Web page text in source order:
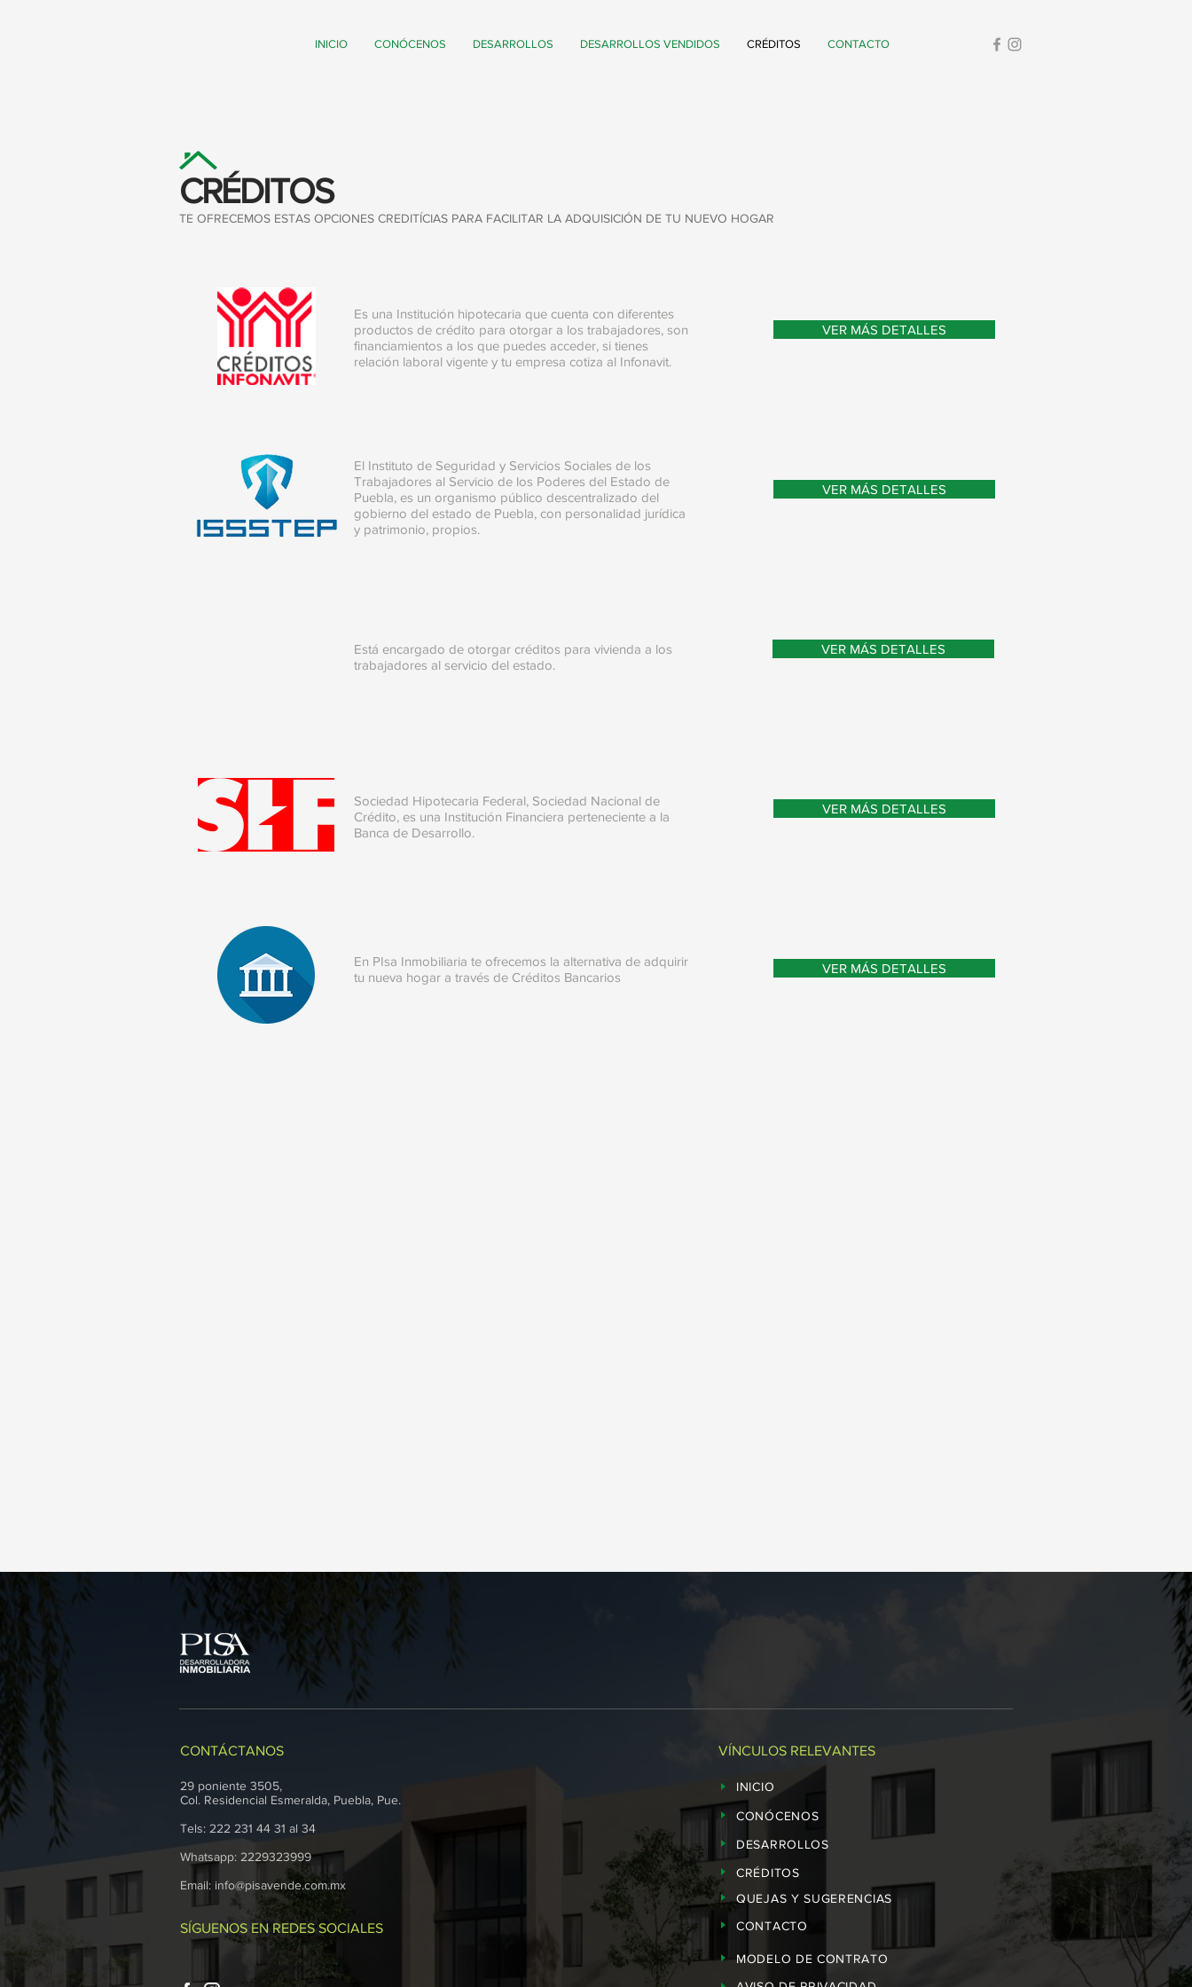
INICIO CONÓCENOS DESARROLLOS DESARROLLOS VENDIDOS CRÉDITOS CONTACTO
CRÉDITOS
TE OFRECEMOS ESTAS OPCIONES CREDITÍCIAS PARA FACILITAR LA ADQUISICIÓN DE TU NUEVO HOGAR
Es una Institución hipotecaria que cuenta con diferentes
productos de crédito para otorgar a los trabajadores, son
financiamientos a los que puedes acceder, si tienes
relación laboral vigente y tu empresa cotiza al Infonavit.
VER MÁS DETALLES
El Instituto de Seguridad y Servicios Sociales de los
Trabajadores al Servicio de los Poderes del Estado de
Puebla, es un organismo público descentralizado del
gobierno del estado de Puebla, con personalidad jurídica
y patrimonio, propios.
VER MÁS DETALLES
Está encargado de otorgar créditos para vivienda a los
trabajadores al servicio del estado.
VER MÁS DETALLES
Sociedad Hipotecaria Federal, Sociedad Nacional de
Crédito, es una Institución Financiera perteneciente a la
Banca de Desarrollo.​​
VER MÁS DETALLES
En PIsa Inmobiliaria te ofrecemos la alternativa de adquirir
tu nueva hogar a través de Créditos Bancarios
VER MÁS DETALLES
CONTÁCTANOS
29 poniente 3505,
Col. Residencial Esmeralda, Puebla, Pue.
Tels: 222 231 44 31 al 34
Whatsapp: 2229323999
Email: info@pisavende.com.mx
SÍGUENOS EN REDES SOCIALES
VÍNCULOS RELEVANTES
INICIO
CONÓCENOS
DESARROLLOS
CRÉDITOS
QUEJAS Y SUGERENCIAS
CONTACTO
MODELO DE CONTRATO